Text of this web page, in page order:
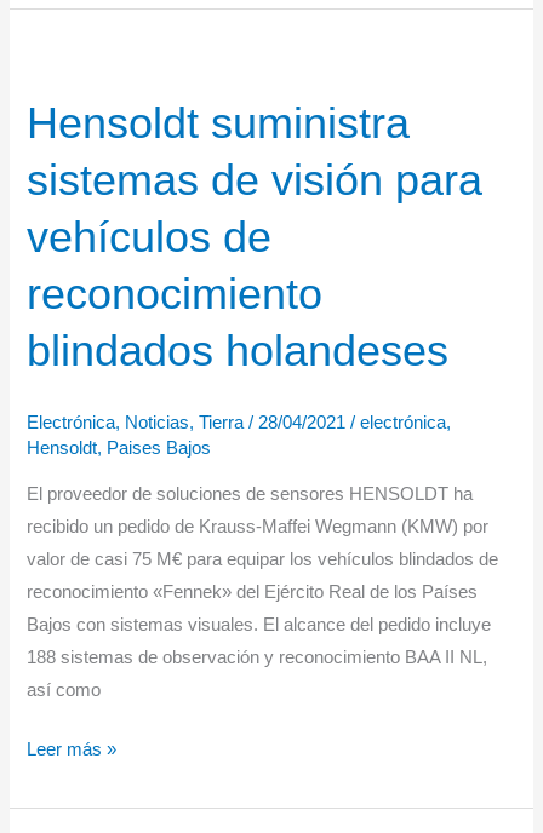
electrónica
para
Eurofighters
Hensoldt suministra
sistemas de visión para
vehículos de
reconocimiento
blindados holandeses
Electrónica, Noticias,Tierra / 28/04/2021/electrónica,
Hensoldt, Paises Bajos
El proveedor de soluciones de sensores HENSOLDT ha
recibido un pedido de Krauss-Maffei Wegmann (KMW) por
valor de casi 75 M€ para equipar los vehículos blindados de
reconocimiento «Fennek» del Ejército Real de los Países
Bajos con sistemas visuales. El alcance del pedido incluye
188 sistemas de observación y reconocimiento BAA II NL,
así como
Hensoldt
sistemas
Leer más »